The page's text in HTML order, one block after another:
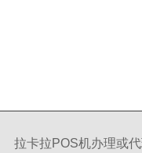
拉卡拉POS机办理或